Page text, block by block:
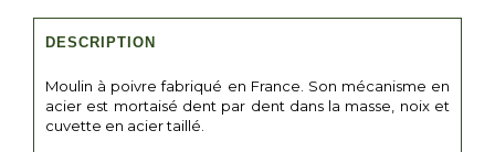
DESCRIPTION
Moulin à poivre fabriqué en France. Son mécanisme en
acier est mortaisé dent par dent dans la masse, noix et
cuvette en acier taillé.